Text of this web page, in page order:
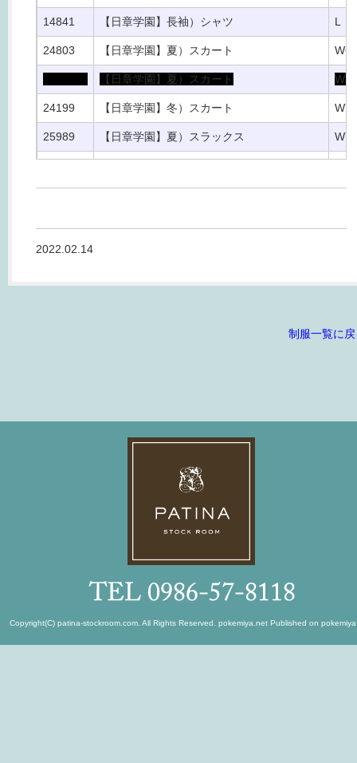
14841 【日章学園】長袖）シャツ L
24803 【日章学園】夏）スカート
【日章学園】夏）スカート
24199 【日章学園】冬）スカート
25989 【日章学園】夏）スラックス W79
25994
24816 【日章学園】）調理科実習服（シューズ）
2022.02.14
制服一覧に
Copyright(C) patina-stockroom.com. All Rights Reserved. pokemiya.netPublished on